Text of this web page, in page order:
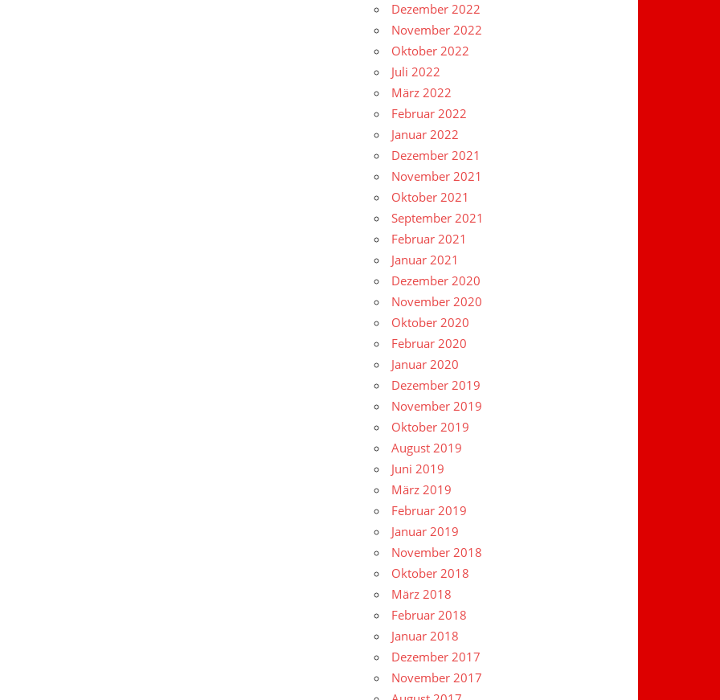
Dezember 2022
November 2022
Oktober 2022
Juli 2022
März 2022
Februar 2022
Januar 2022
Dezember 2021
November 2021
Oktober 2021
September 2021
Februar 2021
Januar 2021
Dezember 2020
November 2020
Oktober 2020
Februar 2020
Januar 2020
Dezember 2019
November 2019
Oktober 2019
August 2019
Juni 2019
März 2019
Februar 2019
Januar 2019
November 2018
Oktober 2018
März 2018
Februar 2018
Januar 2018
Dezember 2017
November 2017